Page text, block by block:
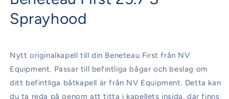
Sprayhood
Nytt originalkapell till din Beneteau First från NV
Equipment. Passar till befintliga bågar och beslag om
ditt befintliga båtkapell är från NV Equipment. Detta kan
du ta reda på genom att titta i kapellets insida, där finns